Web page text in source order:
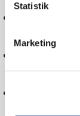
Statistik
Marketing